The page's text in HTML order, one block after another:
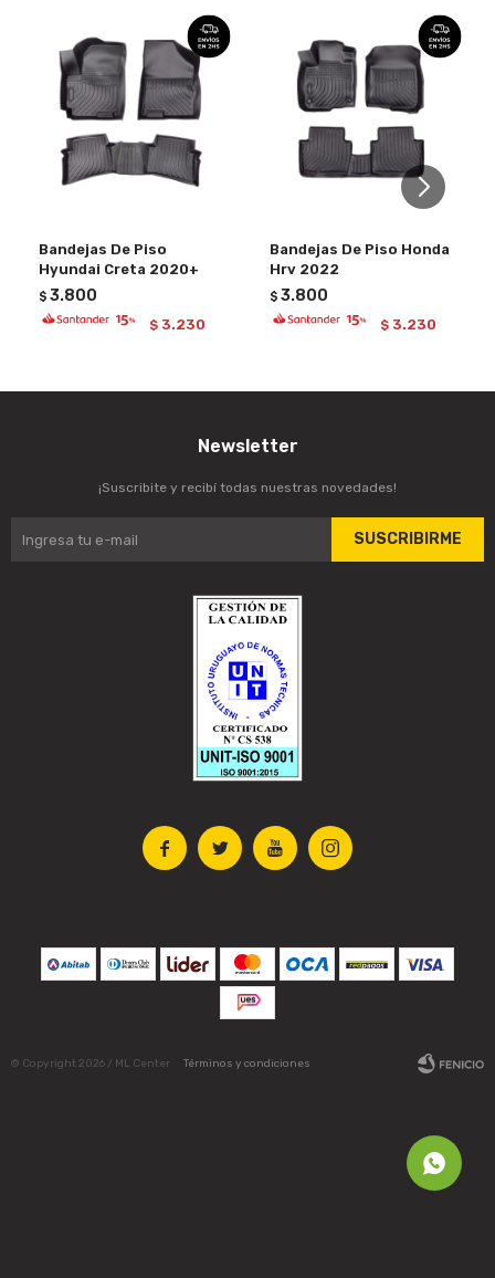
Bandejas De Piso
Hyundai Creta 2020+
$ 3.800
$ 3.230
Bandejas De Piso Honda
Hrv 2022
$ 3.800
$ 3.230
   
Newsletter
¡Suscribite y recibí todas nuestras novedades!
SUSCRIBIRME
© Copyright 2026 / ML Center Términos y condiciones